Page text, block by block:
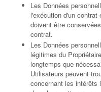
Les Données
l'exécution d'un contrat
doivent être
contrat.
Les Données
légitimes du
longtemps que
Utilisateurs peuvent
concernant les intérêts